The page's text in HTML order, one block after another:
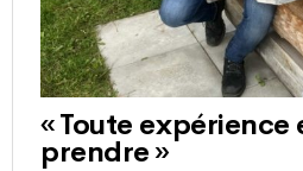
« Toute expérience
prendre »